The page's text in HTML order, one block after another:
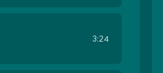
3:24